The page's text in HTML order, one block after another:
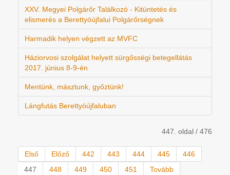
XXV. Megyei Polgárőr Találkozó - Kitüntetés és
elismerés a Berettyóújfalui Polgárőrségnek
Harmadik helyen végzett az MVFC
Háziorvosi szolgálat helyett sürgősségi betegellátás
2017. június 8-9-én
Mentünk, másztunk, győztünk!
Lángfutás Berettyóújfaluban
447. oldal / 476
Első Előző 442 443 444 445
446
447
448 449 450 451
Tovább